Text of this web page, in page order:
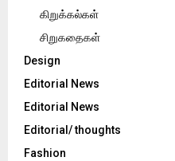
கிறுக்கல்கள்
சிறுகதைகள்
Design
Editorial News
Editorial News
Editorial/ thoughts
Fashion